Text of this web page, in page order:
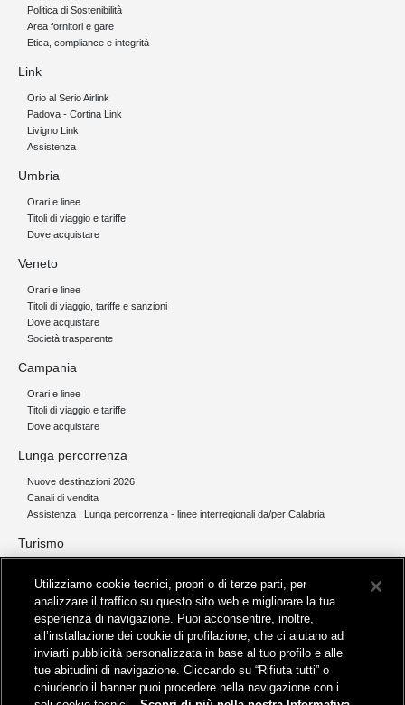
Politica di Sostenibilità
Area fornitori e gare
Etica, compliance e integrità
Link
Orio al Serio Airlink
Padova - Cortina Link
Livigno Link
Assistenza
Umbria
Orari e linee
Titoli di viaggio e tariffe
Dove acquistare
Veneto
Orari e linee
Titoli di viaggio, tariffe e sanzioni
Dove acquistare
Società trasparente
Campania
Orari e linee
Titoli di viaggio e tariffe
Dove acquistare
Lunga percorrenza
Nuove destinazioni 2026
Canali di vendita
Assistenza | Lunga percorrenza - linee interregionali da/per Calabria
Turismo
Servizi per aeroporti
Servizi di noleggio con conducente
Servizio di navigazione sul Lago Trasimeno
News e comunicati stampa
Comunicati stampa
Busitalia – Sita Nord , Gruppo FS Italiane, è attiva nei servizi di
Utilizziamo cookie tecnici, propri o di terze parti, per
analizzare il traffico su questo sito web e migliorare la tua
esperienza di navigazione. Puoi acconsentire, inoltre,
all’installazione dei cookie di profilazione, che ci aiutano ad
inviarti pubblicità personalizzata in base al tuo profilo e alle
tue abitudini di navigazione. Cliccando su “Rifiuta tutti” o
chiudendo il banner puoi procedere nella navigazione con i